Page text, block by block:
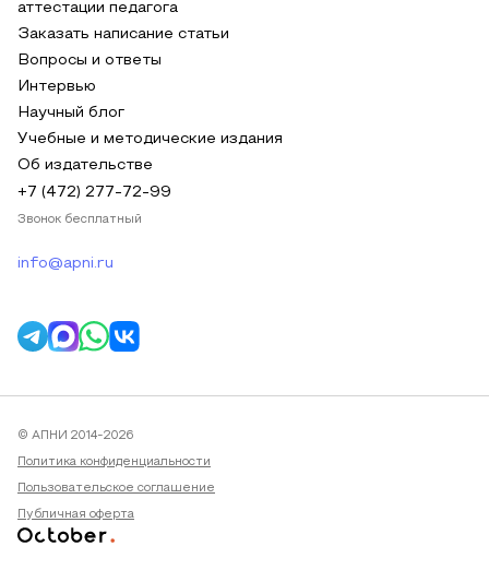
аттестации педагога
Заказать написание статьи
Вопросы и ответы
Интервью
Научный блог
Учебные и методические издания
Об издательстве
+7 (472) 277-72-99
Звонок бесплатный
info@apni.ru
© АПНИ 2014-2026
Политика конфиденциальности
Пользовательское соглашение
Публичная оферта